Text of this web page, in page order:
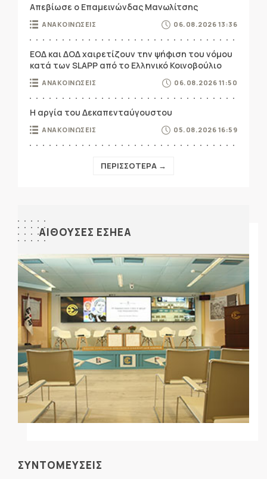
Απεβίωσε ο Επαμεινώνδας Μανωλίτσης
ΑΝΑΚΟΙΝΩΣΕΙΣ 06.08.2026 13:36
ΕΟΔ και ΔΟΔ χαιρετίζουν την ψήφιση του νόμου
κατά των SLAPP από το Ελληνικό Κοινοβούλιο
ΑΝΑΚΟΙΝΩΣΕΙΣ 06.08.2026 11:50
Η αργία του Δεκαπενταύγουστου
ΑΝΑΚΟΙΝΩΣΕΙΣ 05.08.2026 16:59
ΠΕΡΙΣΣΟΤΕΡΑ →
ΑΙΘΟΥΣΕΣ ΕΣΗΕΑ
ΣΥΝΤΟΜΕΥΣΕΙΣ